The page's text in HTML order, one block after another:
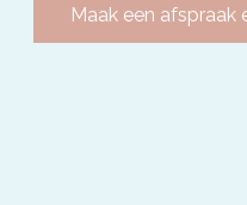
Maak een afspraak